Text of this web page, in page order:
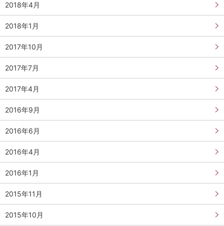
2018年4月
2018年1月
2017年10月
2017年7月
2017年4月
2016年9月
2016年6月
2016年4月
2016年1月
2015年11月
2015年10月